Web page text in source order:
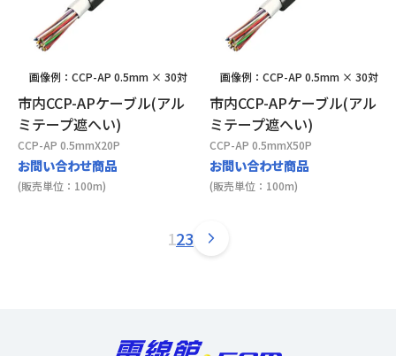
画像例：CCP-AP 0.5mm × 30対
市内CCP-APケーブル(アル
ミテープ遮へい)
CCP-AP 0.5mmX20P
お問い合わせ商品
(販売単位：100m)
画像例：CCP-AP 0.5mm × 30対
市内CCP-APケーブル(アル
ミテープ遮へい)
CCP-AP 0.5mmX50P
お問い合わせ商品
(販売単位：100m)
123